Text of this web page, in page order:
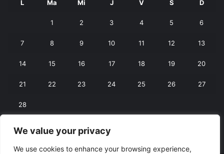
We value your privacy
We use cookies to enhance your browsing experience,
L Ma Mi J V S D
1 2 3 4 5 6
7 8 9 10 11 12 13
14 15 16 17 18 19 20
21 22 23 24 25 26 27
28
« ian. mart. »